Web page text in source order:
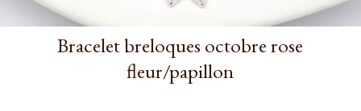
Bracelet breloques octobre rose
fleur/papillon